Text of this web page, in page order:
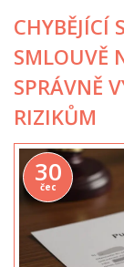
CHYBĚJÍCÍ
SMLOUVĚ
SPRÁVNĚ
RIZIKŮM
30
čec